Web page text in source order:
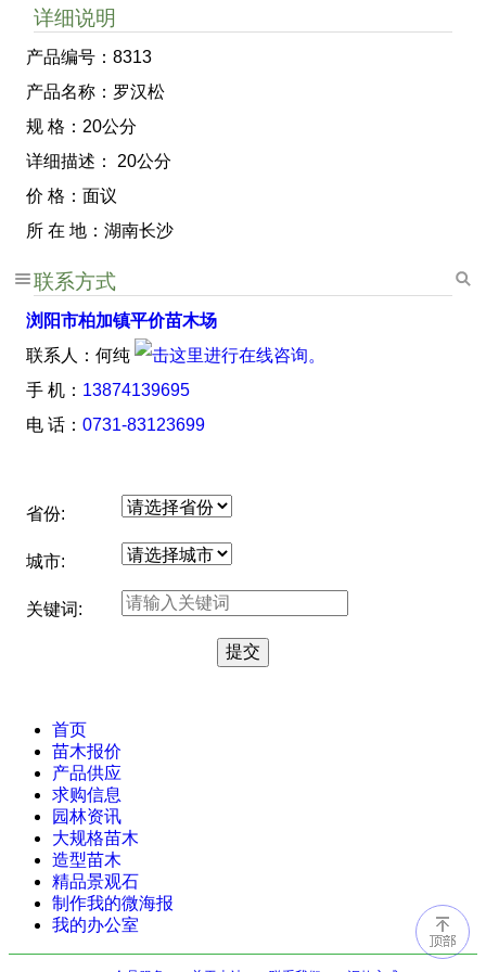
详细说明
产品编号：8313
产品名称：罗汉松
规 格：20公分
详细描述： 20公分
价 格：面议
所 在 地：湖南长沙
联系方式
浏阳市柏加镇平价苗木场
联系人：何纯
手 机： 13874139695
电 话： 0731-83123699
省份:
城市:
关键词:
首页
苗木报价
产品供应
求购信息
园林资讯
大规格苗木
造型苗木
精品景观石
制作我的微海报
我的办公室